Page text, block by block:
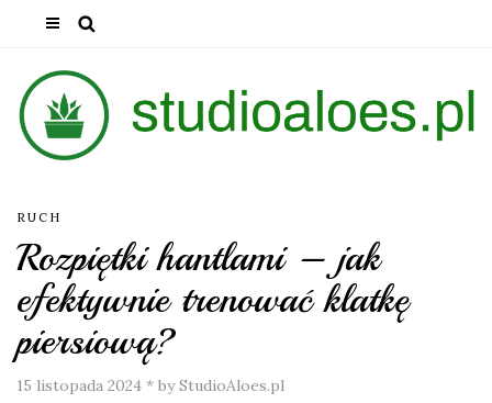
RUCH
Rozpiętki hantlami – jak
efektywnie trenować klatkę
piersiową?
15 listopada 2024 * by StudioAloes.pl